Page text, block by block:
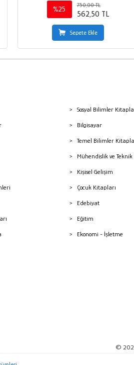
%25
750,00 TL
562,50 TL
Sepete Ekle
Sosyal Bilimler
Bilgisayar
Temel Bilimler
Mühendislik ve
Kişisel Gelişim
Çocuk Kitapları
Edebiyat
Eğitim
Ekonomi - İşletme
©